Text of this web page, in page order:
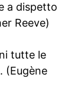
a dispetto
Reeve)
tutte le
(Eugène